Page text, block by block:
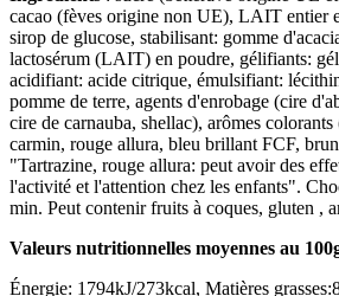
cacao (fèves origine non UE), LAIT entier
sirop de glucose, stabilisant: gomme
lactosérum (LAIT) en poudre, gélifiants:
acidifiant: acide citrique, émulsifiant:
pomme de terre, agents d'enrobage (cire
cire de carnauba, shellac), arômes
carmin, rouge allura, bleu brillant FCF,
"Tartrazine, rouge allura: peut avoir des
l'activité et l'attention chez les enfants".
min. Peut contenir fruits à coques, gluten ,
Valeurs nutritionnelles moyennes au
Énergie: 1794kJ/273kcal, Matières